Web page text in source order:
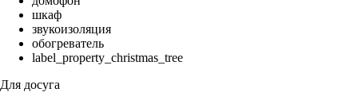
шкаф
звукоизоляция
обогреватель
label_property_christmas_tree
Для досуга